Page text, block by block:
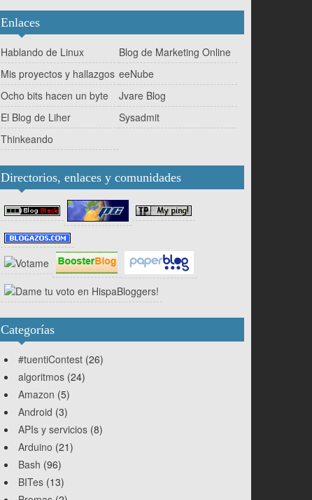
Enlaces
Hablando de Linux
Blog de Marketing Online
Mis proyectos y hallazgos eeNube
Ocho bits hacen un byte
Jvare Blog
El Blog de Liher
Sysadmit
Thinkeando
Directorios, enlaces y comunidades
Categorías
#tuentiContest (26)
algoritmos (24)
Amazon (5)
Android (3)
APIs y servicios (8)
Arduino (21)
Bash (96)
BITes (13)